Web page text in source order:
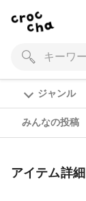
ジャンル
みんなの投稿
アイテム詳細